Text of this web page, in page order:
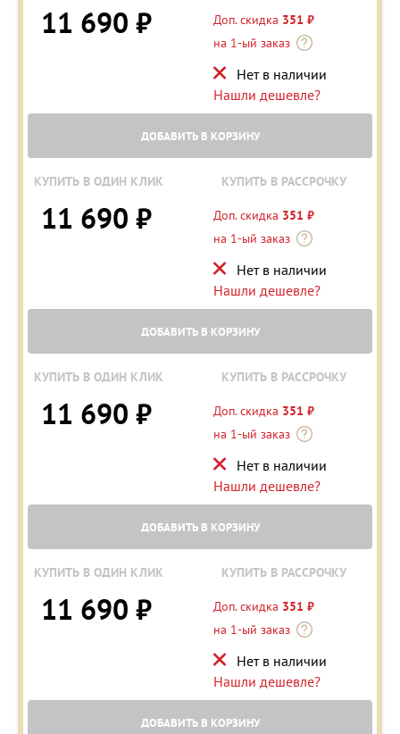
11 690 ₽ Доп. скидка 351 ₽
на 1-ый заказ
Нет в наличии
Нашли дешевле?
ДОБАВИТЬ В КОРЗИНУ
КУПИТЬ В ОДИН КЛИК КУПИТЬ В РАССРОЧКУ
11 690 ₽ Доп. скидка 351 ₽
на 1-ый заказ
Нет в наличии
Нашли дешевле?
ДОБАВИТЬ В КОРЗИНУ
КУПИТЬ В ОДИН КЛИК КУПИТЬ В РАССРОЧКУ
11 690 ₽ Доп. скидка 351 ₽
на 1-ый заказ
Нет в наличии
Нашли дешевле?
ДОБАВИТЬ В КОРЗИНУ
КУПИТЬ В ОДИН КЛИК КУПИТЬ В РАССРОЧКУ
11 690 ₽ Доп. скидка 351 ₽
на 1-ый заказ
Нет в наличии
Нашли дешевле?
ДОБАВИТЬ В КОРЗИНУ